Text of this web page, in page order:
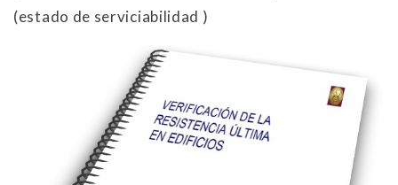
(estado de serviciabilidad )